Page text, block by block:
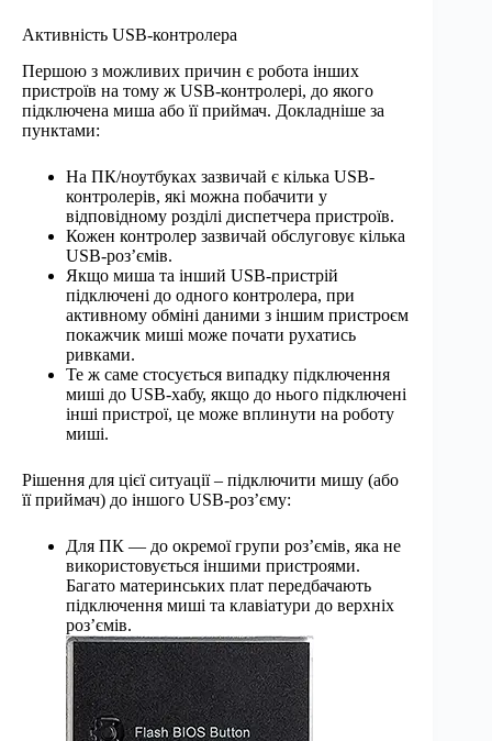
Активність USB-контролера
Першою з можливих причин є робота інших
пристроїв на тому ж USB-контролері, до якого
підключена миша або її приймач. Докладніше за
пунктами:
На ПК/ноутбуках зазвичай є кілька USB-
контролерів, які можна побачити у
відповідному розділі диспетчера пристроїв.
Кожен контролер зазвичай обслуговує кілька
USB-роз’ємів.
Якщо миша та інший USB-пристрій
підключені до одного контролера, при
активному обміні даними з іншим пристроєм
покажчик миші може почати рухатись
ривками.
Те ж саме стосується випадку підключення
миші до USB-хабу, якщо до нього підключені
інші пристрої, це може вплинути на роботу
миші.
Рішення для цієї ситуації – підключити мишу (або
її приймач) до іншого USB-роз’єму:
Для ПК — до окремої групи роз’ємів, яка не
використовується іншими пристроями.
Багато материнських плат передбачають
підключення миші та клавіатури до верхніх
роз’ємів.